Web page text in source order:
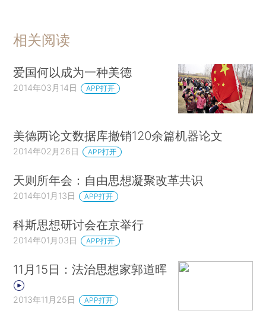
相关阅读
爱国何以成为一种美德
2014年03月14日 APP打开
美德两论文数据库撤销120余篇机器论文
2014年02月26日 APP打开
天则所年会：自由思想凝聚改革共识
2014年01月13日 APP打开
科斯思想研讨会在京举行
2014年01月03日 APP打开
11月15日：法治思想家郭道晖
2013年11月25日 APP打开